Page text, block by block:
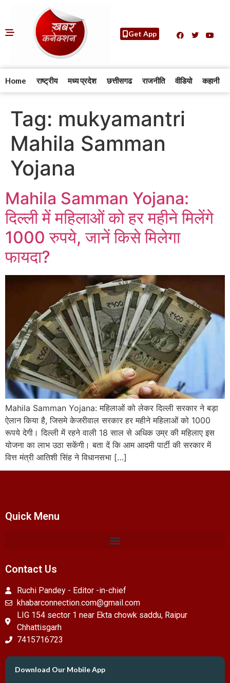
Get App
Home राष्ट्रीय मध्य प्रदेश छत्तीसगढ राजनीति वीडियो कहानी
Tag: mukyamantri
Mahila Samman
Yojana
Mahila Samman Yojana:
दिल्ली में महिलाओं को हर महीने मिलेंगे
1000 रुपये, जानें किसे मिलेगा
फायदा?
Mahila Samman Yojana: महिलाओं को लेकर दिल्ली सरकार ने बड़ा
ऐलान किया है, जिसमे केजरीवाल सरकार हर महीने महिलाओं को 1000
रूपये देगी। दिल्ली में रहने वाली 18 साल से अधिक उम्र की महिलाए इस
योजना का लाभ उठा सकेंगी। बता दें कि आम आदमी पार्टी की सरकार में
वित्त मंत्री आतिशी सिंह ने विधानसभा […]
Quick Menu
Contact Us
Ruchi Pandey - Editor -in-chief
khabarconnection.com@gmail.com
LIG 154 sector 1 near Ekta chowk saddu, Raipur
Chhattisgarh
7415716723
Download Our Mobile App